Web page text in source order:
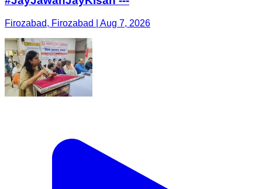
Firozabad, Firozabad | Aug 7, 2026